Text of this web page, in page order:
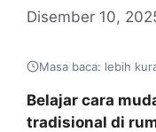
Disember 10,
Masa baca: lebih
Belajar cara
tradisional di